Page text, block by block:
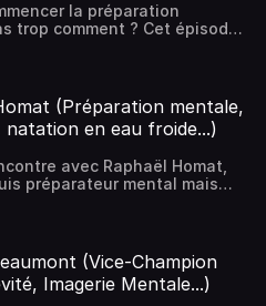
la préparation
trop comment ? Cet épisode
mentale guidée
l'utiliser quotidiennement
à tes amis !
ici (pour soutenir le
(Préparation mentale,
en eau froide...)
avec Raphaël Homat,
préparateur mental mais
gérer son stress comme
sa vision de la préparation
ici son expérience des
nage en eau froide. Pour
vous pouvez commander
(Vice-Champion
Imagerie Mentale...)